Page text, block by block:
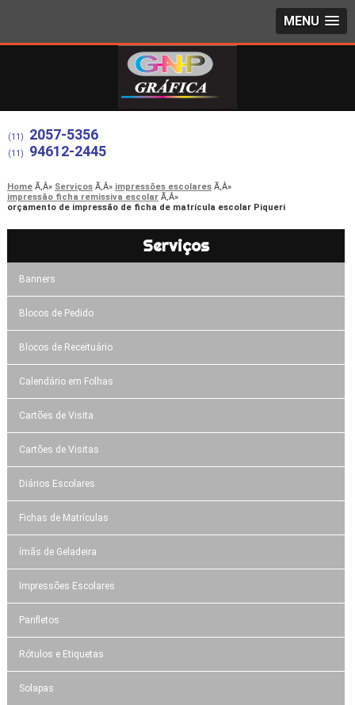
MENU
(11) 2057-5356
(11) 94612-2445
Home Serviços
impressões escolares
impressão ficha remissiva escolar
orçamento de impressão de ficha de matrícula escolar Piqueri
Serviços
Banners
Blocos de Pedido
Blocos de Receituário
Calendário em Folhas
Cartões de Visita
Cartões de Visitas
Diários Escolares
Fichas de Matrículas
ímãs de Geladeira
Impressões Escolares
Panfletos
Rótulos e Etiquetas
Solapas